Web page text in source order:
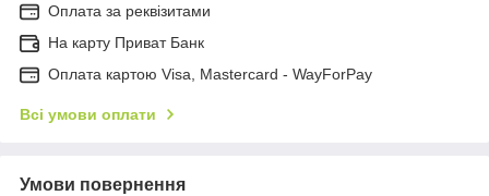
Оплата за реквізитами
На карту Приват Банк
Оплата картою Visa, Mastercard - WayForPay
Всі умови оплати
Умови повернення